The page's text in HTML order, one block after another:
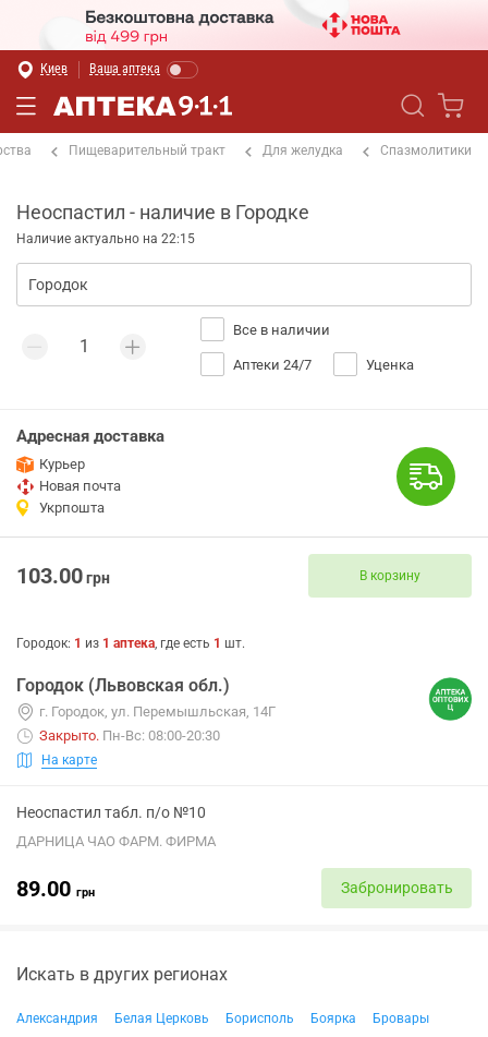
Киев Ваша аптека
Пищеварительный тракт Для желудка Спазмолитики
Неоспастил - наличие в Городке
Наличие актуально на 22:15
Все в наличии
Аптеки 24/7 Уценка
Адресная доставка
Курьер
Новая почта
Укрпошта
103.00грн В корзину
Городок: 1 из 1 аптека, где есть 1 шт.
Городок (Львовская обл.)
г. Городок, ул. Перемышльская, 14Г
Закрыто. Пн-Вс: 08:00-20:30
На карте
Неоспастил табл. п/о №10
ДАРНИЦА ЧАО ФАРМ. ФИРМА
89.00 грн Забронировать
Искать в других регионах
Александрия Белая Церковь Борисполь Боярка
Бровары